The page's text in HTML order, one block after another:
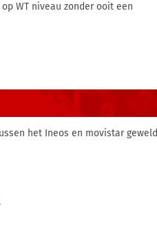
WT niveau zonder ooit een
het Ineos en movistar geweld